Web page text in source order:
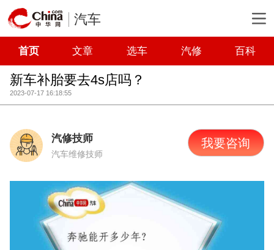
汽车
首页 文章 选车 汽修 百科
新车补胎要去4s店吗？
2023-07-17 16:18:55
汽修技师
汽车维修技师
我要咨询